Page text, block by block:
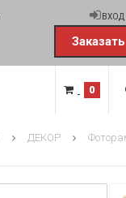
ВХОД
0
ДЕКОР